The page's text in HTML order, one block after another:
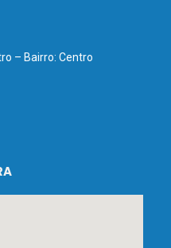
– Bairro: Centro